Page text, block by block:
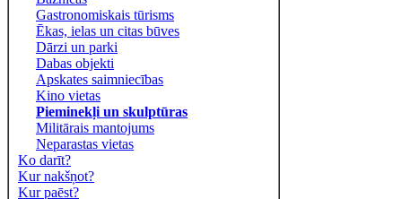
Gastronomiskais tūrisms
Ēkas, ielas un citas būves
Dārzi un parki
Dabas objekti
Apskates saimniecības
Kino vietas
Pieminekļi un skulptūras
Militārais mantojums
Neparastas vietas
Ko darīt?
Kur nakšņot?
Kur paēst?